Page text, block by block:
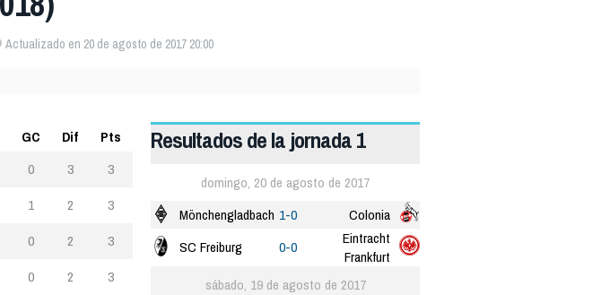
Actualizado en 20 de agosto de 2017 20:00
Resultados de la jornada 1
domingo, 20 de agosto de 2017
Mönchengladbach 1-0
Colonia
SC Freiburg
0-0
Eintracht
Frankfurt
sábado, 19 de agosto de 2017
GC Dif
Pts
0 3
3
1 2
3
0 2
3
0 2
3